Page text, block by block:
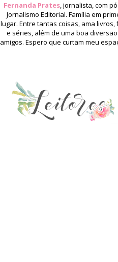
Fernanda Prates, jornalista, com
Jornalismo Editorial. Família em
lugar. Entre tantas coisas, ama livros,
e séries, além de uma boa
amigos. Espero que curtam meu